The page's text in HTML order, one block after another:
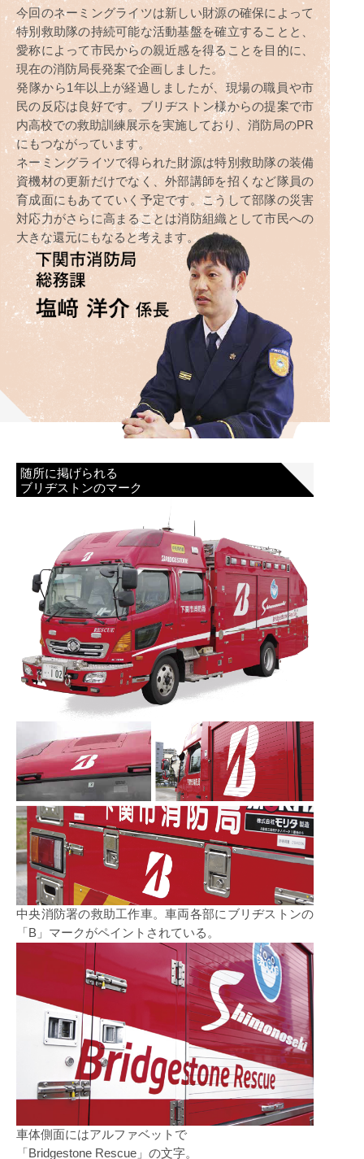
今回のネーミングライツは新しい財源の確保によって
特別救助隊の持続可能な活動基盤を確立することと、
愛称によって市民からの親近感を得ることを目的に、
現在の消防局長発案で企画しました。
発隊から1年以上が経過しましたが、現場の職員や市
民の反応は良好です。ブリヂストン様からの提案で市
内高校での救助訓練展示を実施しており、消防局のPR
にもつながっています。
ネーミングライツで得られた財源は特別救助隊の装備
資機材の更新だけでなく、外部講師を招くなど隊員の
育成面にもあてていく予定です。こうして部隊の災害
対応力がさらに高まることは消防組織として市民への
大きな還元にもなると考えます。
随所に掲げられる
ブリヂストンのマーク
中央消防署の救助工作車。車両各部にブリヂストンの
「B」マークがペイントされている。
車体側面にはアルファベットで
「Bridgestone Rescue」の文字。